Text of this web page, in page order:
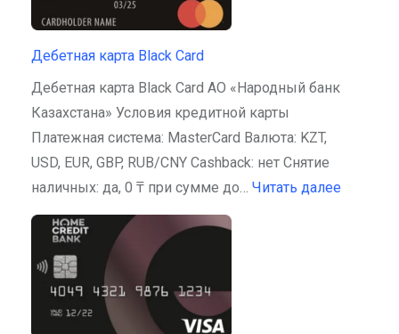
Дебетная карта Black Card
Дебетная карта Black Card АО «Народный банк
Казахстана» Условия кредитной карты
Платежная система: MasterCard Валюта: KZT,
USD, EUR, GBP, RUB/CNY Cashback: нет Снятие
наличных: да, 0 ₸ при сумме до… Читать далее